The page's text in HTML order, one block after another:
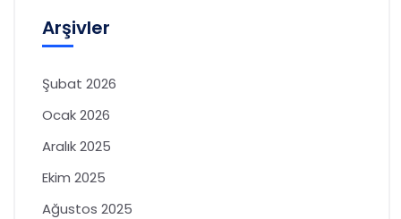
Arşivler
Şubat 2026
Ocak 2026
Aralık 2025
Ekim 2025
Ağustos 2025